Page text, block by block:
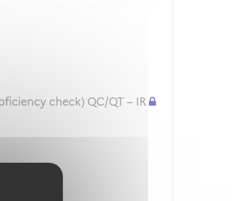
check) QC/QT – IR